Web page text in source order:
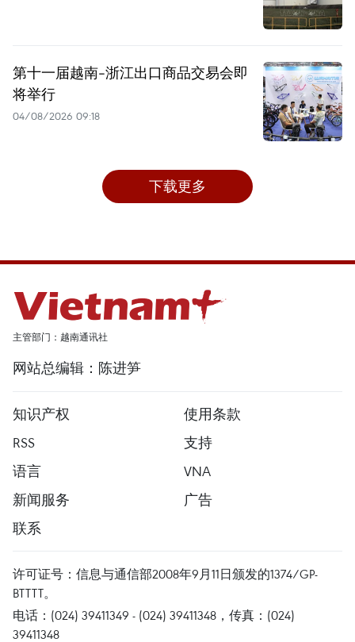
第十一届越南-浙江出口商品交易会即
将举行
04/08/2026 09:18
下载更多
主管部门：越南通讯社
网站总编辑：陈进笋
知识产权
使用条款
RSS
支持
语言
VNA
新闻服务
广告
联系
许可证号：信息与通信部2008年9月11日颁发的1374/GP-
BTTTT。
电话：(024) 39411349 - (024) 39411348，传真：(024)
39411348